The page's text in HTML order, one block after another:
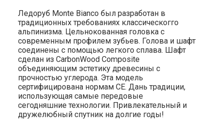
Ледоруб Monte Bianco был разработан в
традиционных требованиях классическогго
альпинизма. Цельнокованная головка с
современным профилем зубьев. Голова и шафт
соединены с помощью легкого сплава. Шафт
сделан из CarbonWood Composite
объединяющим эстетику древесины с
прочностью углерода. Эта модель
сертифицирована нормам CE. Дань традиции,
использующая самые передовые
сегодняшние технологии. Привлекательный и
дружелюбный спутник на долгие годы!